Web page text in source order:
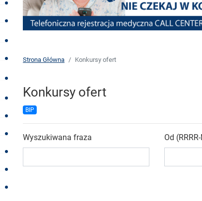
Strona Główna Konkursy ofert
Konkursy ofert
BIP
Wyszukiwana fraza Od